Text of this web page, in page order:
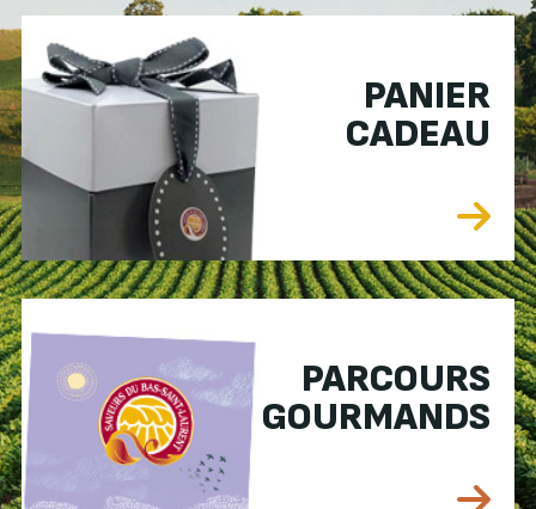
PANIER
CADEAU
PARCOURS
GOURMANDS